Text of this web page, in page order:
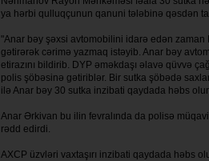
ya hərbi qulluqçunun qanuni tələbinə qəsdən
"Anar bəy şəxsi avtomobilini idarə edən zaman
gətirərək cərimə yazmaq istəyib. Anar bəy
etirazını bildirib. DYP əməkdaşı əlavə qüvvə
polis şöbəsinə gətiriblər. Bir sutka şöbədə
ilə Anar bəy 30 sutka inzibati qaydada həbs
Anar Ərkivan bu ilin fevralında da polisə
rədd edirdi.
AXCP üzvləri vaxtaşırı inzibati qaydada həbs